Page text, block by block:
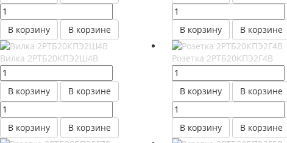
В корзину В корзине В корзину В корзине
Вилка 2РТБ20КПЭ2Ш4В
В корзину В корзине
В корзину В корзине
Розетка 2РТБ20КПЭ2Г4В
В корзину В корзине
В корзину В корзине